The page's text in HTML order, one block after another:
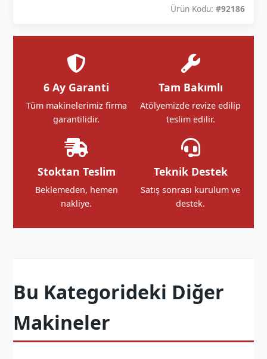
Ürün Kodu: #92186
6 Ay Garanti
Tüm makinelerimiz firma
garantilidir.
Tam Bakımlı
Atölyemizde revize edilip
teslim edilir.
Stoktan Teslim
Beklemeden, hemen
nakliye.
Teknik Destek
Satış sonrası kurulum ve
destek.
Bu Kategorideki Diğer
Makineler